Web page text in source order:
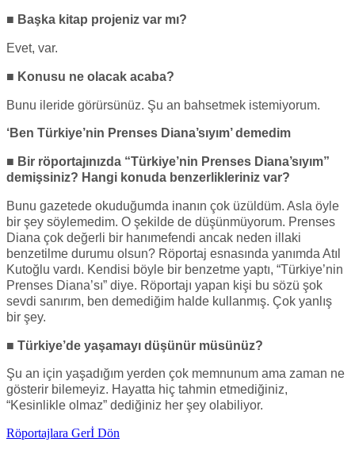
■ Başka kitap projeniz var mı?
Evet, var.
■ Konusu ne olacak acaba?
Bunu ileride görürsünüz. Şu an bahsetmek istemiyorum.
‘Ben Türkiye’nin Prenses Diana’sıyım’ demedim
■ Bir röportajınızda “Türkiye’nin Prenses Diana’sıyım”
demişsiniz? Hangi konuda benzerlikleriniz var?
Bunu gazetede okuduğumda inanın çok üzüldüm. Asla öyle
bir şey söylemedim. O şekilde de düşünmüyorum. Prenses
Diana çok değerli bir hanımefendi ancak neden illaki
benzetilme durumu olsun? Röportaj esnasında yanımda Atıl
Kutoğlu vardı. Kendisi böyle bir benzetme yaptı, “Türkiye’nin
Prenses Diana’sı” diye. Röportajı yapan kişi bu sözü şok
sevdi sanırım, ben demediğim halde kullanmış. Çok yanlış
bir şey.
■ Türkiye’de yaşamayı düşünür müsünüz?
Şu an için yaşadığım yerden çok memnunum ama zaman ne
gösterir bilemeyiz. Hayatta hiç tahmin etmediğiniz,
“Kesinlikle olmaz” dediğiniz her şey olabiliyor.
Röportajlara Gerİ Dön